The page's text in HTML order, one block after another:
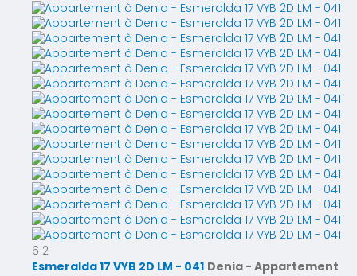
6 2
Esmeralda 17 VYB 2D LM - 041 Denia - Appartement